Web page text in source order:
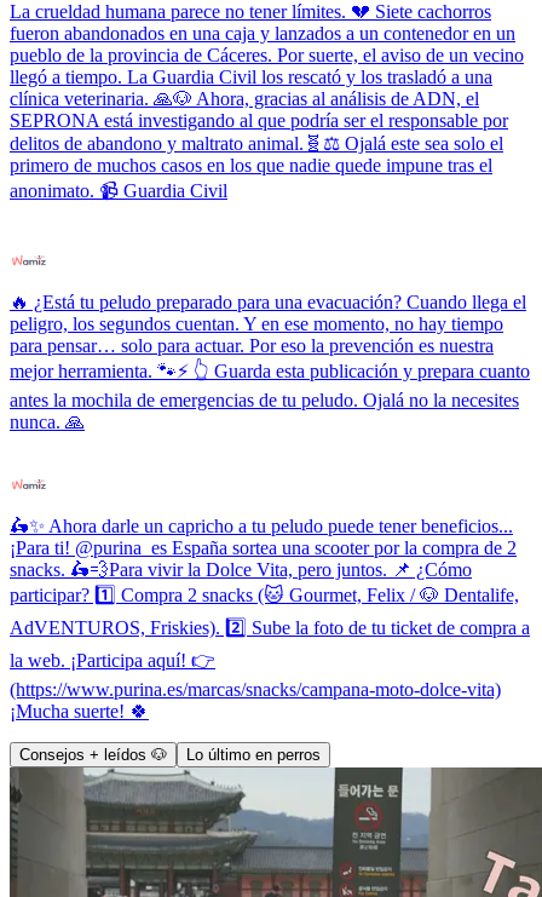
La crueldad humana parece no tener límites. 💔 Siete cachorros
fueron abandonados en una caja y lanzados a un contenedor en un
pueblo de la provincia de Cáceres. Por suerte, el aviso de un vecino
llegó a tiempo. La Guardia Civil los rescató y los trasladó a una
clínica veterinaria. 🙏🐶 Ahora, gracias al análisis de ADN, el
SEPRONA está investigando al que podría ser el responsable por
delitos de abandono y maltrato animal.🧬⚖️ Ojalá este sea solo el
primero de muchos casos en los que nadie quede impune tras el
anonimato. 📹 Guardia Civil
🔥 ¿Está tu peludo preparado para una evacuación? Cuando llega el
peligro, los segundos cuentan. Y en ese momento, no hay tiempo
para pensar… solo para actuar. Por eso la prevención es nuestra
mejor herramienta. 🐾⚡ 👆 Guarda esta publicación y prepara cuanto
antes la mochila de emergencias de tu peludo. Ojalá no la necesites
nunca. 🙏
🛵✨ Ahora darle un capricho a tu peludo puede tener beneficios...
¡Para ti! @purina_es España sortea una scooter por la compra de 2
snacks. 🛵💨Para vivir la Dolce Vita, pero juntos. 📌 ¿Cómo
participar? 1️⃣ Compra 2 snacks (🐱 Gourmet, Felix / 🐶 Dentalife,
AdVENTUROS, Friskies). 2️⃣ Sube la foto de tu ticket de compra a
la web. ¡Participa aquí! 👉
(https://www.purina.es/marcas/snacks/campana-moto-dolce-vita)
¡Mucha suerte! 🍀
Consejos + leídos 🐶 Lo último en perros